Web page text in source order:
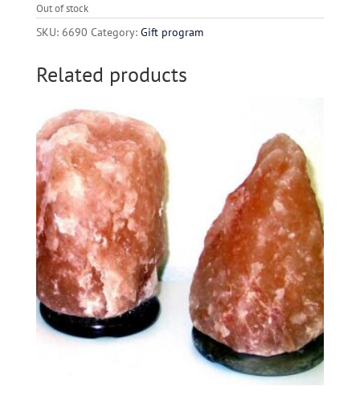
Out of stock
SKU: 6690 Category: Gift program
Related products